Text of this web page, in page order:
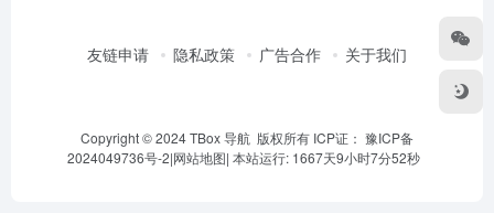
友链申请 隐私政策 广告合作 关于我们
Copyright © 2024 TBox 导航 版权所有 ICP证： 豫ICP备
2024049736号-2|网站地图| 本站运行: 1667天9小时7分52秒